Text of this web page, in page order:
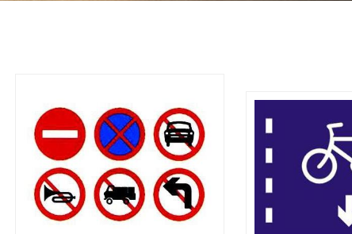
平顶山其他交通安全产品 护栏施工安装